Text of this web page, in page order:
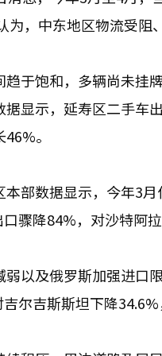
为，中东地区物流受
趋于饱和，多辆尚未挂
据显示，延寿区二手车
。
部数据显示，今年3
骤降84%，对沙特阿
弱以及俄罗斯加强进口
尔吉斯斯坦下降